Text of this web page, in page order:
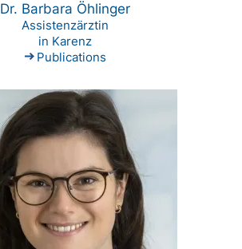
Dr. Barbara Öhlinger
Assistenzärztin
in Karenz
Publications